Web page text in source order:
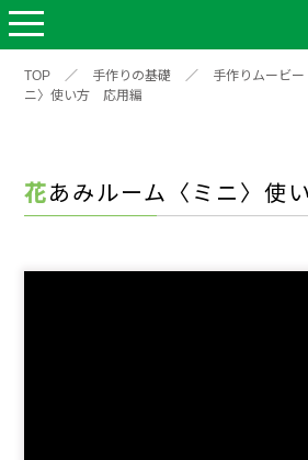
TOP ／ 手作りの基礎 ／ 手作りムービー
ニ〉使い方 応用編
花あみルーム〈ミニ〉